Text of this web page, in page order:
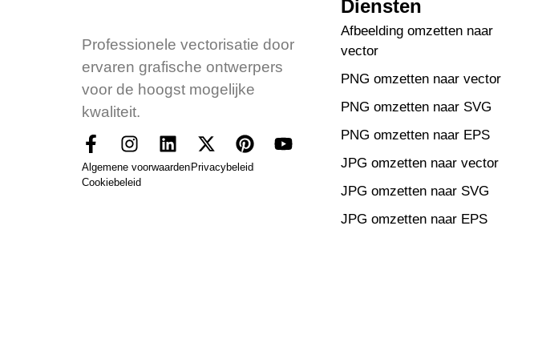
Professionele vectorisatie door
ervaren grafische ontwerpers
voor de hoogst mogelijke
kwaliteit.
Algemene voorwaarden Privacybeleid
Cookiebeleid
Diensten
Afbeelding omzetten naar
vector
PNG omzetten naar vector
PNG omzetten naar SVG
PNG omzetten naar EPS
JPG omzetten naar vector
JPG omzetten naar SVG
JPG omzetten naar EPS